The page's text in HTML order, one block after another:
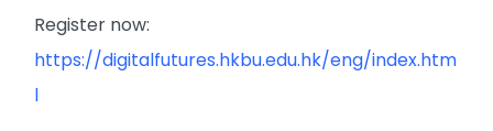
Register now:
https://digitalfutures.hkbu.edu.hk/eng/index.htm
l